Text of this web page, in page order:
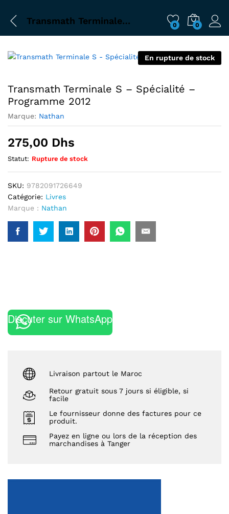
Transmath Terminale S – Spécialité – Programme 2012 0 0
En rupture de stock
Transmath Terminale S – Spécialité –
Programme 2012
Marque: Nathan
275,00 Dhs
Statut: Rupture de stock
SKU: 9782091726649
Catégorie: Livres
Marque : Nathan
Discuter sur WhatsApp
Livraison partout le Maroc
Retour gratuit sous 7 jours si éligible, si
facile
Le fournisseur donne des factures pour ce
produit.
Payez en ligne ou lors de la réception des
marchandises à Tanger